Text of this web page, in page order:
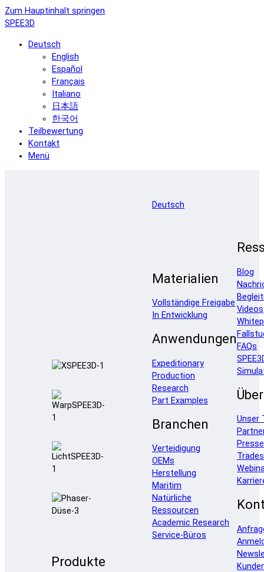
Zum Hauptinhalt springen
SPEE3D
Deutsch
English
Español
Français
Italiano
日本語
한국어
Teilbewertung
Kontakt
Menü
Produkte
Deutsch
Materialien
Vollständige Freigabe
In Entwicklung
Anwendungen
Expeditionary
Production
Research
Part Examples
Branchen
Verteidigung
OEMs
Herstellung
Maritim
Natürliche
Ressourcen
Academic Research
Service-Büros
Blog
Videos
FAQs
Über
Unser